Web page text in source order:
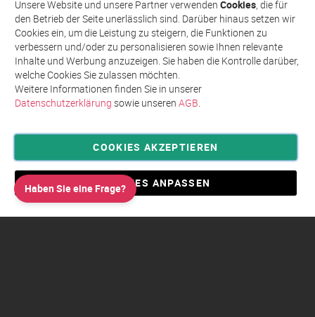
unseren
Newsletter
an:
Privatsphäre und Datenschutz
Allgemeine Geschäftsbedingungen AGB
Impressum
Haben Sie eine Frage?
Unsere Website und unsere Partner verwenden Cookies, die für
den Betrieb der Seite unerlässlich sind. Darüber hinaus setzen wir
Cookies ein, um die Leistung zu steigern, die Funktionen zu
verbessern und/oder zu personalisieren sowie Ihnen relevante
Inhalte und Werbung anzuzeigen. Sie haben die Kontrolle darüber,
welche Cookies Sie zulassen möchten.
Weitere Informationen finden Sie in unserer
Datenschutzerklärung sowie unseren AGB.
COOKIES AKZEPTIEREN
COOKIES ANPASSEN